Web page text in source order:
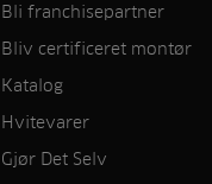
Bli franchisepartner
Bliv certificeret montør
Katalog
Hvitevarer
Gjør Det Selv